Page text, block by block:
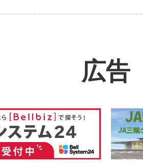
広告